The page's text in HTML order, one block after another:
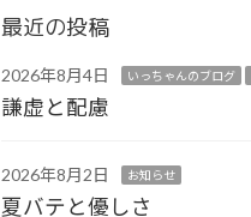
最近の投稿
2026年8月4日 いっちゃんのブログ
謙虚と配慮
2026年8月2日 お知らせ
夏バテと優しさ